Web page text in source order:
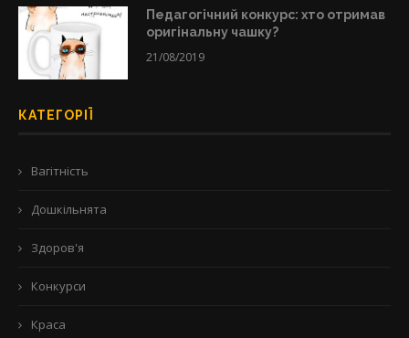
Педагогічний конкурс: хто отримав
оригінальну чашку?
21/08/2019
КАТЕГОРІЇ
Вагітність
Дошкільнята
Здоров'я
Конкурси
Краса